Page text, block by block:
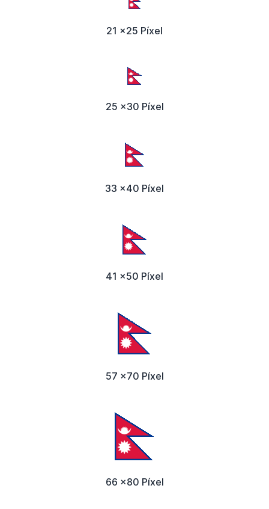
21 x25 Píxel
25 x30 Píxel
33 x40 Píxel
41 x50 Píxel
57 x70 Píxel
66 x80 Píxel